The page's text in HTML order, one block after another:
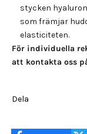
stycken
som främjar
elasticiteten.
För individuella
att kontakta oss
Dela